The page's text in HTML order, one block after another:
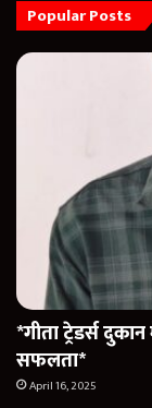
Popular Posts
*गीता ट्रेडर्स
सफलता*
April 16, 2025